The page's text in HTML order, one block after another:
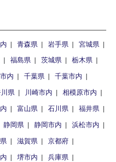
青森県 岩手県
宮城県
福島県 茨城県
栃木県
内 千葉県
千葉市内
県 川崎市内
相模原市内
富山県 石川県
福井県
静岡県 静岡市内
浜松市内
滋賀県
京都府
堺市内
兵庫県